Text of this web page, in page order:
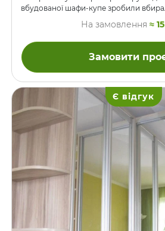
вбудованої шафи-купе зробили
Ансберг Сріблястий. Наповнення
прикрашене піскоструминними
приміщенні простору було більш ніж
спокійно спланували 4 повноцінних,
стійких двері-купе, без фокусів
всередину шафи уздовж боковини,
(розпашних) дверей на основі
планується кутова шафа в …
На замовлення ≈
Замовити
Є відгук